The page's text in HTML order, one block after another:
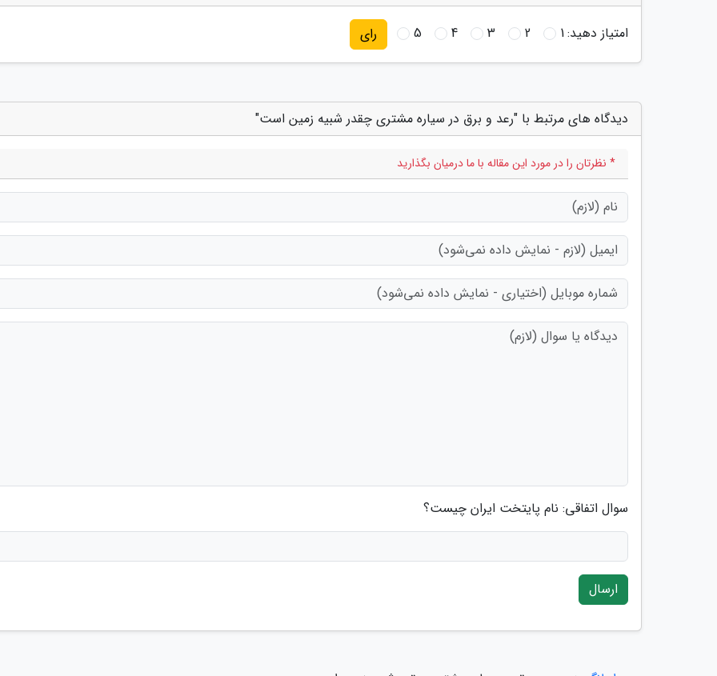
امتیاز دهید:1
2
3
4
5 رای
دیدگاه های مرتبط با "رعد و برق در سیاره مشتری چقدر شبیه زمین است"
* نظرتان را در مورد این مقاله با ما درمیان بگذارید
سوال اتفاقی: نام پایتخت ایران چیست؟
ارسال